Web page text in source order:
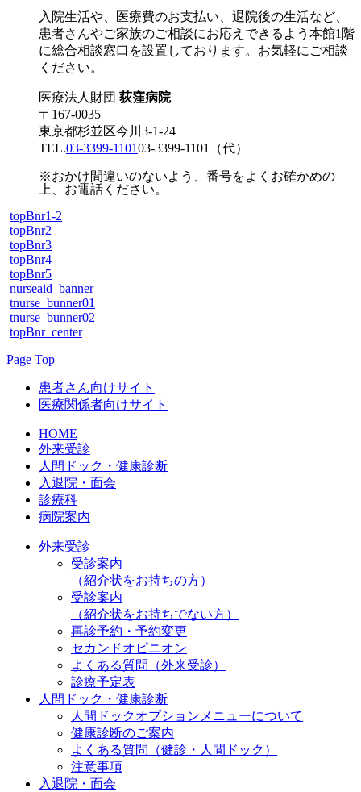
入院生活や、医療費のお支払い、退院後の生活など、
患者さんやご家族のご相談にお応えできるよう本館1階
に総合相談窓口を設置しております。お気軽にご相談
ください。
医療法人財団 荻窪病院
〒167-0035
東京都杉並区今川3-1-24
TEL.03-3399-110103-3399-1101 （代）
※おかけ間違いのないよう、番号をよくお確かめの
上、お電話ください。
topBnr1-2
topBnr2
topBnr3
topBnr4
topBnr5
nurseaid_banner
tnurse_bunner01
tnurse_bunner02
topBnr_center
Page Top
患者さん向けサイト
医療関係者向けサイト
HOME
外来受診
人間ドック・健康診断
入退院・面会
診療科
病院案内
外来受診
受診案内
（紹介状をお持ちの方）
受診案内
（紹介状をお持ちでない方）
再診予約・予約変更
セカンドオピニオン
よくある質問（外来受診）
診療予定表
人間ドック・健康診断
人間ドックオプションメニューについて
健康診断のご案内
よくある質問（健診・人間ドック）
注意事項
入退院・面会